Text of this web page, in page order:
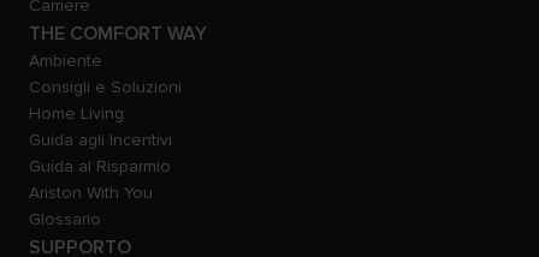
Carriere
THE COMFORT WAY
Ambiente
Consigli e Soluzioni
Home Living
Guida agli Incentivi
Guida al Risparmio
Ariston With You
Glossario
SUPPORTO